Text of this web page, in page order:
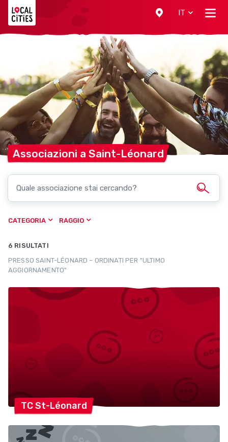
IT
Associazioni a Saint-Léonard
CATEGORIA RAGGIO
6 RISULTATI
PRESSO SAINT-LÉONARD – ORDINATI PER "ULTIMO
AGGIORNAMENTO"
TCSt-Léonard